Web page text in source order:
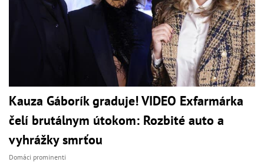
Kauza Gáborík graduje! VIDEO Exfarmárka
čelí brutálnym útokom: Rozbité auto a
vyhrážky smrťou
Domáci prominenti